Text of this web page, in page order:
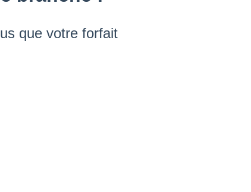
que votre forfait